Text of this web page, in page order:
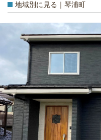
地域別に見る｜琴浦町